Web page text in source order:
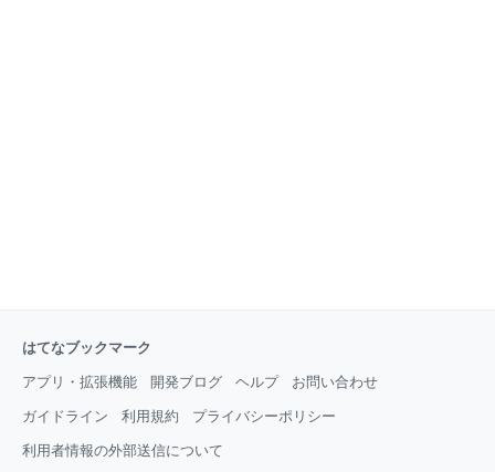
はてなブックマーク
アプリ・拡張機能 開発ブログ ヘルプ お問い合わせ
ガイドライン 利用規約 プライバシーポリシー
利用者情報の外部送信について